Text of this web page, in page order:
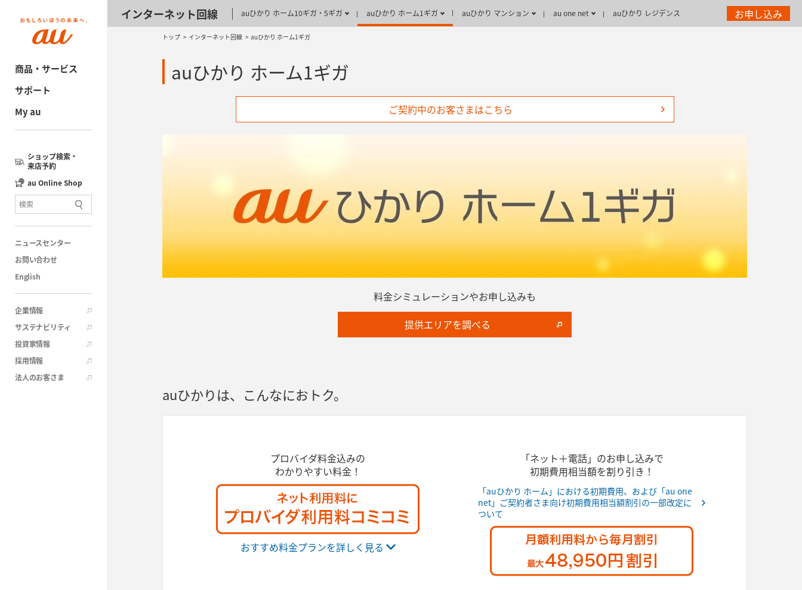
商品・サービス
サポート
My au
ショップ検索・
来店予約
au Online Shop
ニュースセンター
お問い合わせ
English
企業情報
サステナビリティ
投資家情報
採用情報
法人のお客さま
インターネット回線 auひかり ホーム10ギガ・5ギガ auひかり ホーム1ギガ auひかり マンション au one net auひかり レジデンス お申し込み
トップ インターネット回線 auひかり ホーム1ギガ
auひかり ホーム1ギガ
ご契約中のお客さまはこちら
料金シミュレーションやお申し込みも
提供エリアを調べる
auひかりは、 こんなにおトク。
プロバイダ料金込みの
わかりやすい料金！
おすすめ料金プランを詳しく見る
「ネット＋電話」のお申し込みで
初期費用相当額を割り引き！
「auひかり ホーム」における初期費用、および「au one
net」ご契約者さま向け初期費用相当額割引の一部改定に
ついて